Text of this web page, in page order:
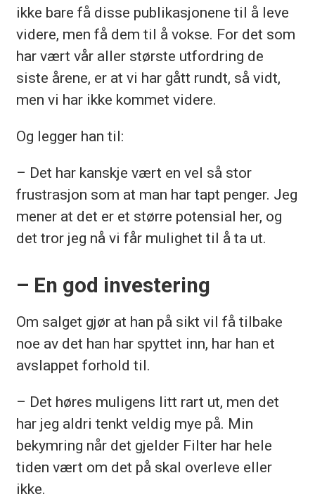
ikke bare få disse publikasjonene til å leve
videre, men få dem til å vokse. For det som
har vært vår aller største utfordring de
siste årene, er at vi har gått rundt, så vidt,
men vi har ikke kommet videre.
Og legger han til:
– Det har kanskje vært en vel så stor
frustrasjon som at man har tapt penger. Jeg
mener at det er et større potensial her, og
det tror jeg nå vi får mulighet til å ta ut.
– En god investering
Om salget gjør at han på sikt vil få tilbake
noe av det han har spyttet inn, har han et
avslappet forhold til.
– Det høres muligens litt rart ut, men det
har jeg aldri tenkt veldig mye på. Min
bekymring når det gjelder Filter har hele
tiden vært om det på skal overleve eller
ikke.